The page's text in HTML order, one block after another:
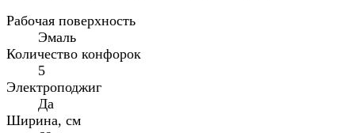
Рабочая поверхность
Эмаль
Количество конфорок
5
Электроподжиг
Да
Ширина, см